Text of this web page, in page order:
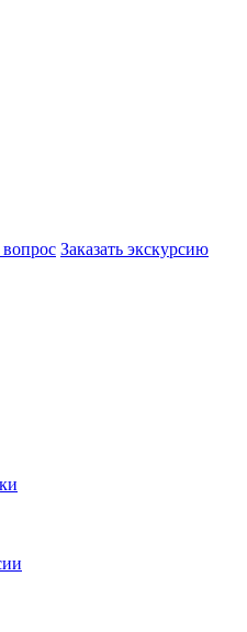
вопрос Заказать экскурсию